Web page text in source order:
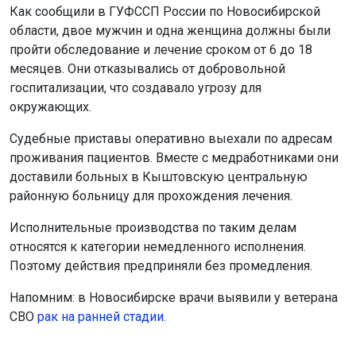
Как сообщили в ГУФССП России по Новосибирской
области, двое мужчин и одна женщина должны были
пройти обследование и лечение сроком от 6 до 18
месяцев. Они отказывались от добровольной
госпитализации, что создавало угрозу для
окружающих.
Судебные приставы оперативно выехали по адресам
проживания пациентов. Вместе с медработниками они
доставили больных в Кыштовскую центральную
районную больницу для прохождения лечения.
Исполнительные производства по таким делам
относятся к категории немедленного исполнения.
Поэтому действия предприняли без промедления.
Напомним: в Новосибирске врачи выявили у ветерана
СВО рак на ранней стадии.